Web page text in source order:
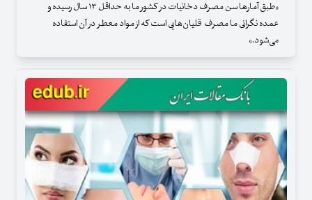
«طبق آمارها سن مصرف دخانیات در کشور ما به حداقل ۱۳ سال رسیده و
عمده نگرانی ما مصرف قلیان‌هایی است که از مواد معطر در آن استفاده
می‌شود.»